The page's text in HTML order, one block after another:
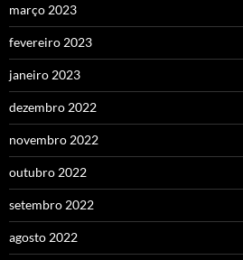
março 2023
fevereiro 2023
janeiro 2023
dezembro 2022
novembro 2022
outubro 2022
setembro 2022
agosto 2022